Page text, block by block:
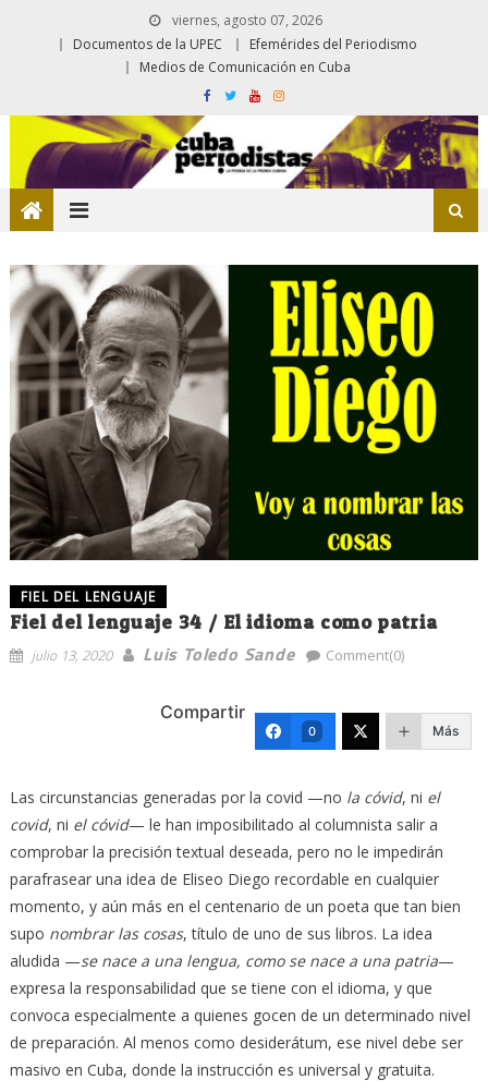
viernes, agosto 07, 2026
Documentos de la UPEC
Efemérides del Periodismo
Medios de Comunicación en Cuba
FIEL DEL LENGUAJE
Fiel del lenguaje 34 / El idioma como patria
julio 13, 2020 Luis Toledo Sande Comment(0)
Compartir
0 Más
Las circunstancias generadas por la covid —no la cóvid, ni el
covid, ni el cóvid— le han imposibilitado al columnista salir a
comprobar la precisión textual deseada, pero no le impedirán
parafrasear una idea de Eliseo Diego recordable en cualquier
momento, y aún más en el centenario de un poeta que tan bien
supo nombrar las cosas, título de uno de sus libros. La idea
aludida —se nace a una lengua, como se nace a una patria—
expresa la responsabilidad que se tiene con el idioma, y que
convoca especialmente a quienes gocen de un determinado nivel
de preparación. Al menos como desiderátum, ese nivel debe ser
masivo en Cuba, donde la instrucción es universal y gratuita.